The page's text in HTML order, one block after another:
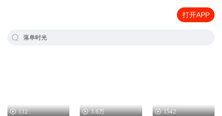
打开APP
落单时光
132 3.6万 1542